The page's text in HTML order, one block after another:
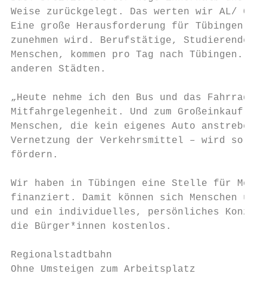
Weise zurückgelegt. Das werten wir AL/
Eine große Herausforderung für Tübingen
zunehmen wird. Berufstätige,
Menschen, kommen pro Tag nach Tübingen.
anderen Städten.
„Heute nehme ich den Bus und das Fahrrad,
Mitfahrgelegenheit. Und zum Großeinkauf
Menschen, die kein eigenes Auto
Vernetzung der Verkehrsmittel – wird
fördern.
Wir haben in Tübingen eine Stelle für
finanziert. Damit können sich Menschen
und ein individuelles, persönliches
die Bürger*innen kostenlos.
Regionalstadtbahn
Ohne Umsteigen zum Arbeitsplatz